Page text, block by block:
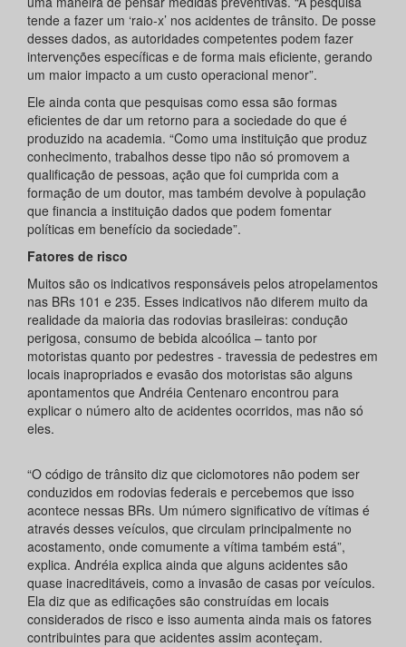
tende a fazer um ‘raio-x’ nos acidentes de trânsito. De posse
desses dados, as autoridades competentes podem fazer
intervenções específicas e de forma mais eficiente, gerando
um maior impacto a um custo operacional menor”.
Ele ainda conta que pesquisas como essa são formas
eficientes de dar um retorno para a sociedade do que é
produzido na academia. “Como uma instituição que produz
conhecimento, trabalhos desse tipo não só promovem a
qualificação de pessoas, ação que foi cumprida com a
formação de um doutor, mas também devolve à população
que financia a instituição dados que podem fomentar
políticas em benefício da sociedade”.
Fatores de risco
Muitos são os indicativos responsáveis pelos atropelamentos
nas BRs 101 e 235. Esses indicativos não diferem muito da
realidade da maioria das rodovias brasileiras: condução
perigosa, consumo de bebida alcoólica – tanto por
motoristas quanto por pedestres - travessia de pedestres em
locais inapropriados e evasão dos motoristas são alguns
apontamentos que Andréia Centenaro encontrou para
explicar o número alto de acidentes ocorridos, mas não só
eles.
“O código de trânsito diz que ciclomotores não podem ser
conduzidos em rodovias federais e percebemos que isso
acontece nessas BRs. Um número significativo de vítimas é
através desses veículos, que circulam principalmente no
acostamento, onde comumente a vítima também está”,
explica. Andréia explica ainda que alguns acidentes são
quase inacreditáveis, como a invasão de casas por veículos.
Ela diz que as edificações são construídas em locais
considerados de risco e isso aumenta ainda mais os fatores
contribuintes para que acidentes assim aconteçam.